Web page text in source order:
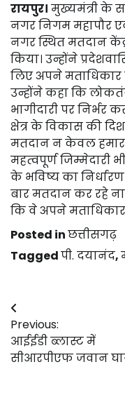
रायपुर। मुख्यमंत्री के
नगर निगम महापौर एवं
नगर स्थित मतदान
किया। उन्होंने
लिए अपने मताधिकार
उन्होंने कहा कि
भागीदारी पर निर्भर
क्षेत्र के विकास की
मतदान न केवल
महत्वपूर्ण जिम्मेदारी
के भविष्य का
बार मतदान कर रहे
कि वे अपने
Posted inछत्तीसगढ़
Taggedपी. दयानंद,
Post
navigation
Previous:
आईईडी ब्लास्ट में
सीआरपीएफ जवान